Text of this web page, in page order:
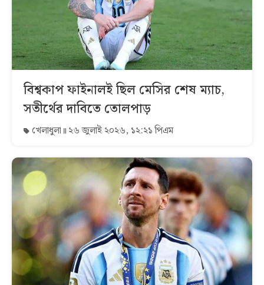
বিশ্বকাপ ফাইনালই ছিল মেসির শেষ ম্যাচ,
সতীর্থের দাবিতে তোলপাড়
খেলাধুলা ২৬ জুলাই ২০২৬, ১২:২১ পিএম